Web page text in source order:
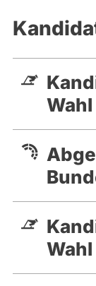
Wahl